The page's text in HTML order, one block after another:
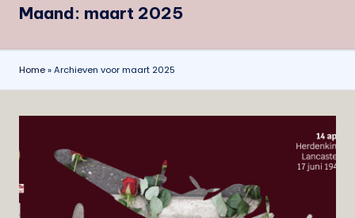
h
t
o
l
o
g
Zeist
1945
Maand: maart 2025
Home»Archieven voor maart 2025